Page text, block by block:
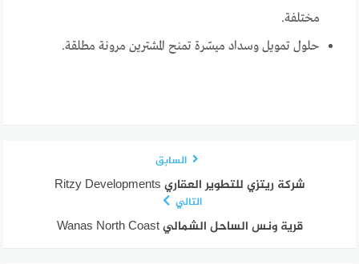
مختلفة.
حلول تمويل وسداد ميسّرة تمنح المشترين مرونة مطلقة.
السابق
شركة ريتزي للتطوير العقاري Ritzy Developments
التالي
قرية ونس الساحل الشمالي Wanas North Coast